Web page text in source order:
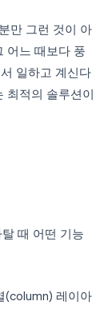
만 그런 것이 아
어느 때보다 풍
일하고 계신다
최적의 솔루션이
때 어떤 기능
(column) 레이아